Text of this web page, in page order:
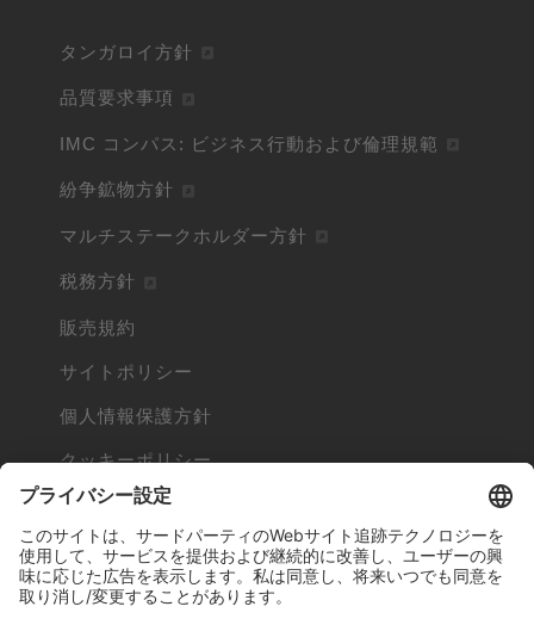
タンガロイ方針
品質要求事項
IMC コンパス: ビジネス行動および倫理規範
紛争鉱物方針
マルチステークホルダー方針
税務方針
販売規約
サイトポリシー
個人情報保護方針
クッキーポリシー
Cookieとは
他社の商標